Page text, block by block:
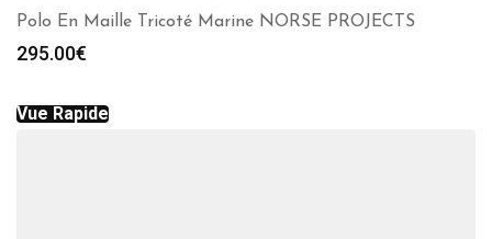
Polo En Maille Tricoté Marine NORSE PROJECTS
295.00€
Vue Rapide